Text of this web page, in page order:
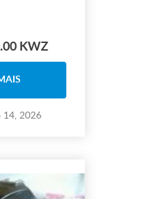
KWZ
14, 2026